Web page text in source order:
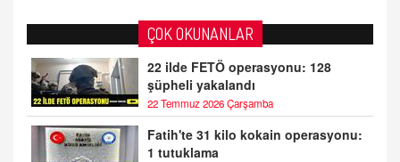
ÇOK OKUNANLAR
22 ilde FETÖ operasyonu: 128
şüpheli yakalandı
22 Temmuz 2026 Çarşamba
Fatih'te 31 kilo kokain operasyonu:
1 tutuklama